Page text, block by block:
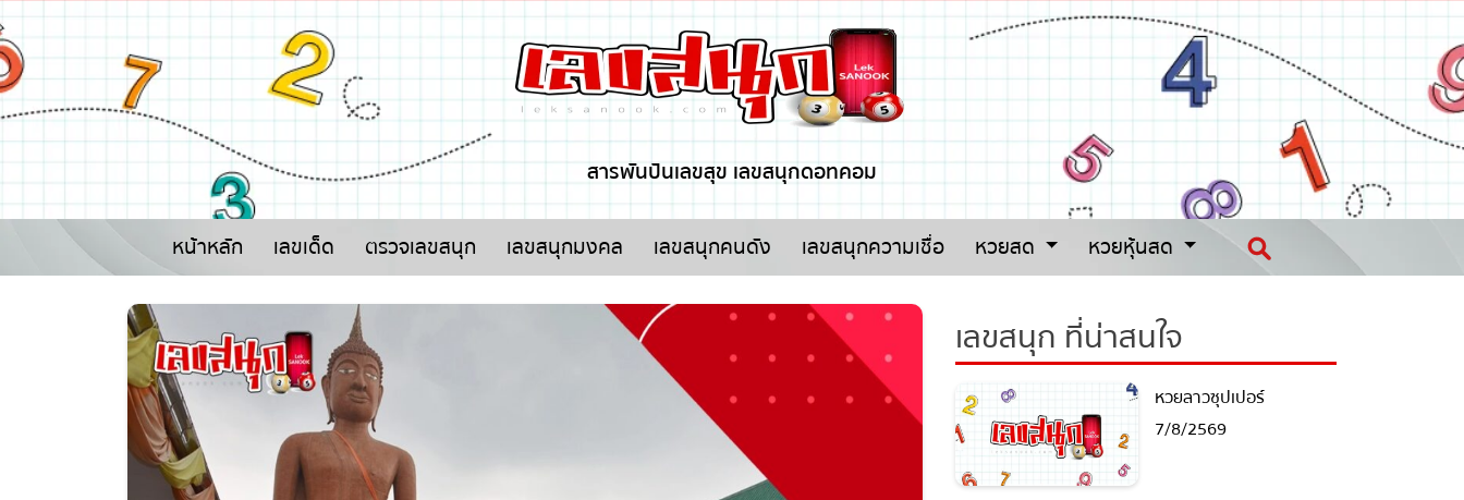
สารพันปันเลขสุข เลขสนุกดอทคอม
หน้าหลัก เลขเด็ด ตรวจเลขสนุก เลขสนุกมงคล เลขสนุกคนดัง เลขสนุกความเชื่อ หวยสด หวยหุ้นสด
เลขสนุก ที่น่าสนใจ
หวยลาวซุปเปอร์
7/8/2569